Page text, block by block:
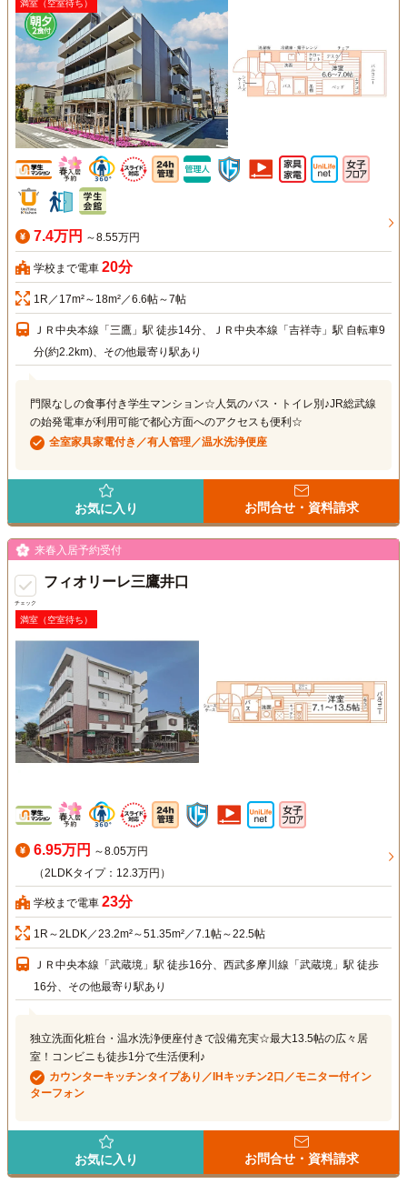
満室（空室待ち）
7.4万円 ～8.55万円
学校まで電車 20分
1R／17m²～18m²／6.6帖～7帖
ＪＲ中央本線「三鷹」駅 徒歩14分、ＪＲ中央本線「吉祥寺」駅 自転車9
分(約2.2km)、その他最寄り駅あり
門限なしの食事付き学生マンション☆人気のバス・トイレ別♪JR総武線
の始発電車が利用可能で都心方面へのアクセスも便利☆
全室家具家電付き／有人管理／温水洗浄便座
お気に入り お問合せ・資料請求
チェック
来春入居予約受付
フィオリーレ三鷹井口
満室（空室待ち）
6.95万円 ～8.05万円
（2LDKタイプ：12.3万円）
学校まで電車 23分
1R～2LDK／23.2m²～51.35m²／7.1帖～22.5帖
ＪＲ中央本線「武蔵境」駅 徒歩16分、西武多摩川線「武蔵境」駅 徒歩
16分、その他最寄り駅あり
独立洗面化粧台・温水洗浄便座付きで設備充実☆最大13.5帖の広々居
室！コンビニも徒歩1分で生活便利♪
カウンターキッチンタイプあり／IHキッチン2口／モニター付イン
ターフォン
お気に入り お問合せ・資料請求